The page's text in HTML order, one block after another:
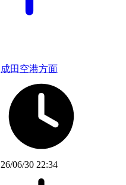
成田空港方面
26/06/30 22:34